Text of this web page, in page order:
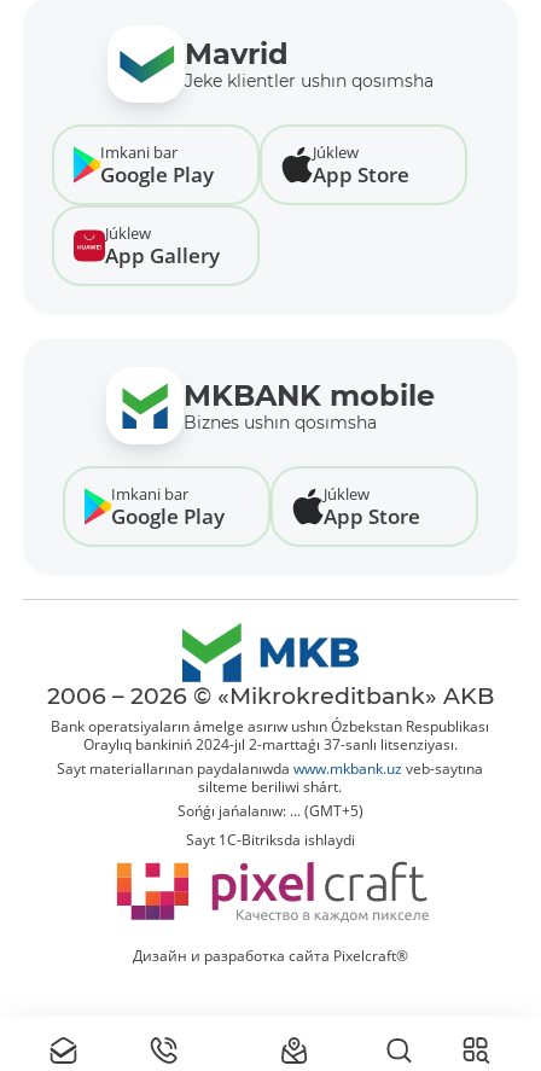
Mavrid
Jeke klientler ushın qosımsha
Imkani bar
Google Play
Júklew
App Store
Júklew
App Gallery
MKBANK mobile
Biznes ushın qosımsha
Imkani bar
Google Play
Júklew
App Store
2006 – 2026 © «Mikrokreditbank» AKB
Bank operatsiyaların ámelge asırıw ushın Ózbekstan Respublikası
Oraylıq bankiniń 2024-jıl 2-marttaǵı 37-sanlı litsenziyası.
Sayt materiallarınan paydalanıwdawww.mkbank.uz veb-saytına
silteme beriliwi shárt.
Sońǵı jańalanıw: ... (GMT+5)
Sayt 1C-Bitriksda ishlaydi
Дизайн и разработка сайта Pixelcraft®